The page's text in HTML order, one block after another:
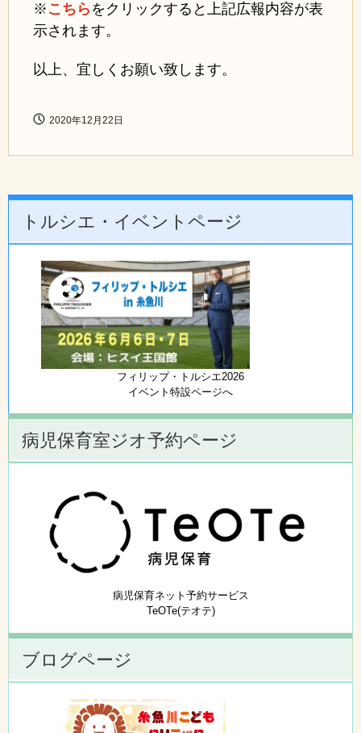
※ こちら をクリックすると上記広報内容が表
示されます。
以上、宜しくお願い致します。
2020年12月22日
トルシエ・イベントページ
フィリップ・トルシエ2026
イベント特設ページへ
病児保育室ジオ予約ページ
病児保育ネット予約サービス
TeOTe(テオテ)
ブログページ